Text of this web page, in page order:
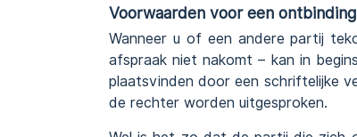
Voorwaarden voor een ontbinding
Wanneer u of een andere partij
afspraak niet nakomt – kan in
plaatsvinden door een schriftelijke
de rechter worden uitgesproken.